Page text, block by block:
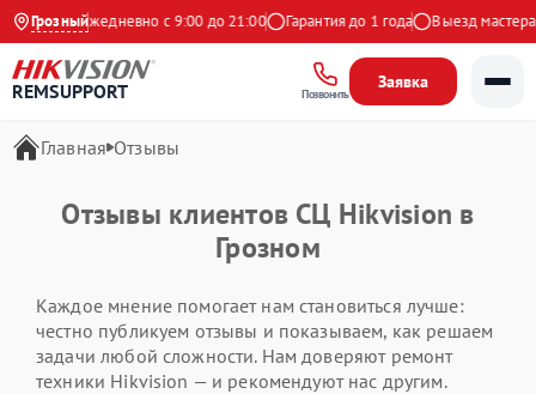
Грозный
Яндекс Ежедневно с 9:00 до 21:00 Гарантия до 1 года Выезд мастера
REMSUPPORT Позвонить
Заявка
Главная Отзывы
Отзывы клиентов СЦ Hikvision в
Грозном
Каждое мнение помогает нам становиться лучше:
честно публикуем отзывы и показываем, как решаем
задачи любой сложности. Нам доверяют ремонт
техники Hikvision — и рекомендуют нас другим.